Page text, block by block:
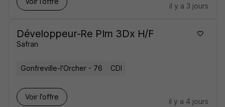
il y a 3 jours
Développeur-Re Plm 3Dx H/F
Safran
Gonfreville-l'Orcher - 76 CDI
Voir l’offre
il y a 4 jours